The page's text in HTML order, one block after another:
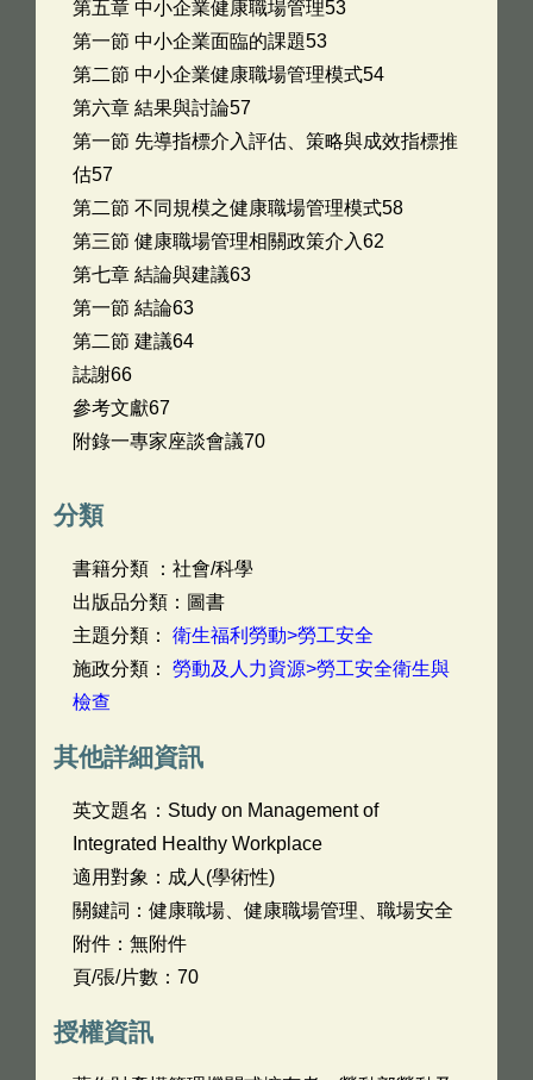
第五章 中小企業健康職場管理53
第一節 中小企業面臨的課題53
第二節 中小企業健康職場管理模式54
第六章 結果與討論57
第一節 先導指標介入評估、策略與成效指標推
估57
第二節 不同規模之健康職場管理模式58
第三節 健康職場管理相關政策介入62
第七章 結論與建議63
第一節 結論63
第二節 建議64
誌謝66
參考文獻67
附錄一專家座談會議70
分類
書籍分類 ：社會/科學
出版品分類：圖書
主題分類： 衛生福利勞動>勞工安全
施政分類： 勞動及人力資源>勞工安全衛生與
檢查
其他詳細資訊
英文題名： Study on Management of
Integrated Healthy Workplace
適用對象：成人(學術性)
關鍵詞：健康職場、健康職場管理、職場安全
附件：無附件
頁/張/片數：70
授權資訊